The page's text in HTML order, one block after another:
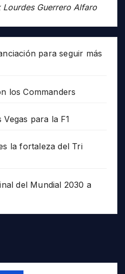
Guerrero Alfaro
para seguir más
los Commanders
para la F1
la fortaleza del Tri
del Mundial 2030 a